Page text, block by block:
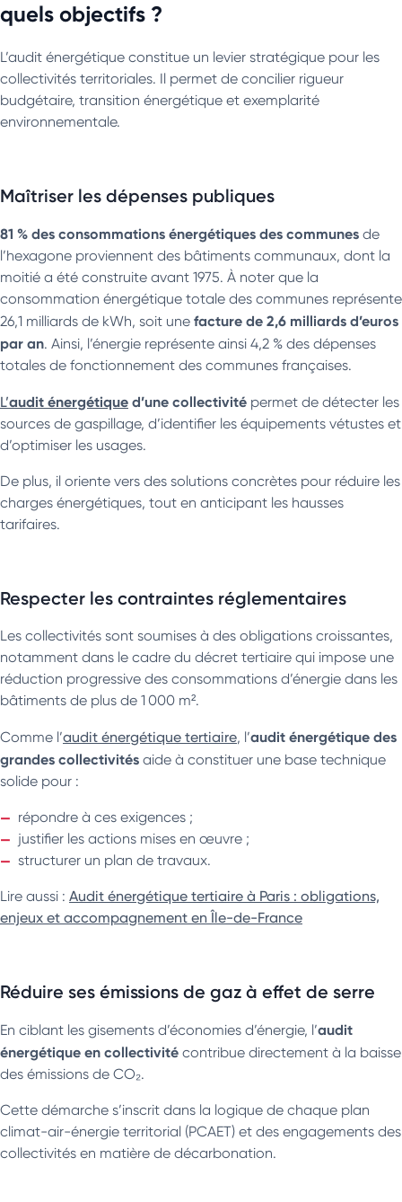
quels objectifs ?
L’audit énergétique constitue un levier stratégique pour les
collectivités territoriales. Il permet de concilier rigueur
budgétaire, transition énergétique et exemplarité
environnementale.
Maîtriser les dépenses publiques
81 % des consommations énergétiques des communes de
l’hexagone proviennent des bâtiments communaux, dont la
moitié a été construite avant 1975. À noter que la
consommation énergétique totale des communes représente
26,1 milliards de kWh, soit une facture de 2,6 milliards d’euros
par an. Ainsi, l’énergie représente ainsi 4,2 % des dépenses
totales de fonctionnement des communes françaises.
L’audit énergétique d’une collectivité permet de détecter les
sources de gaspillage, d’identifier les équipements vétustes et
d’optimiser les usages.
De plus, il oriente vers des solutions concrètes pour réduire les
charges énergétiques, tout en anticipant les hausses
tarifaires.
Respecter les contraintes réglementaires
Les collectivités sont soumises à des obligations croissantes,
notamment dans le cadre du décret tertiaire qui impose une
réduction progressive des consommations d’énergie dans les
bâtiments de plus de 1 000 m².
Comme l’audit énergétique tertiaire, l’audit énergétique des
grandes collectivités aide à constituer une base technique
solide pour :
répondre à ces exigences ;
justifier les actions mises en œuvre ;
structurer un plan de travaux.
Lire aussi : Audit énergétique tertiaire à Paris : obligations,
enjeux et accompagnement en Île-de-France
Réduire ses émissions de gaz à effet de serre
En ciblant les gisements d’économies d’énergie, l’audit
énergétique en collectivité contribue directement à la baisse
des émissions de CO₂.
Cette démarche s’inscrit dans la logique de chaque plan
climat-air-énergie territorial (PCAET) et des engagements des
collectivités en matière de décarbonation.